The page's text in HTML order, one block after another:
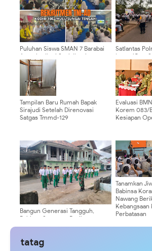
Puluhan Siswa SMAN 7 Barabai
Antusias Ikuti Sosialisasi
Rekrutmen TNI AD
Satlantas
Intensifkan
Wujudkan
Jam Pulang
Tampilan Baru Rumah Bapak
Sirajudi Setelah Direnovasi
Satgas Tmmd-129
Evaluasi
Korem 083/
Kesiapan
Bangun Generasi Tangguh,
Babinsa Sememu Berikan
Pelatihan PBB kepada Siswa MI
Tanamkan
Babinsa
Nawang
Kebangsaan
Perbatasan
tatag